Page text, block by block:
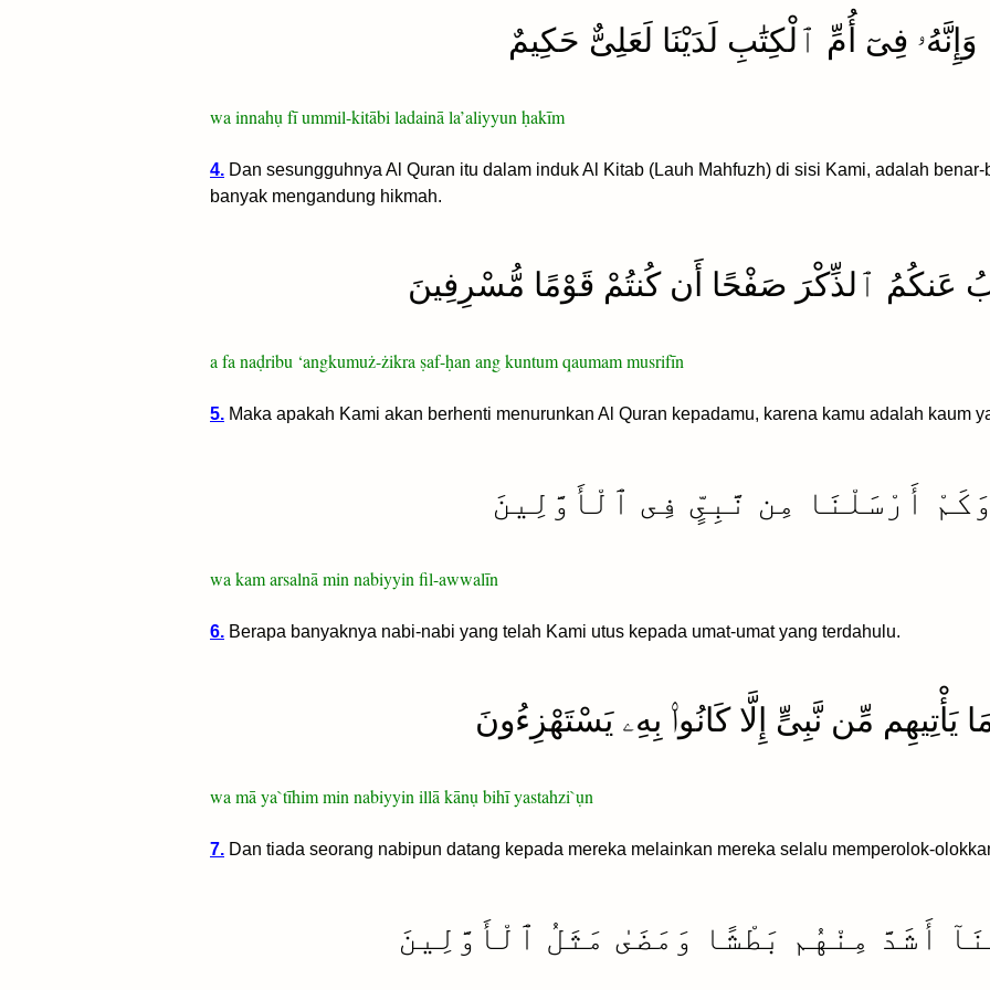
وَإِنَّهُۥ فِىٓ أُمِّ ٱلْكِتَٰبِ لَدَيْنَا لَعَلِىٌّ حَكِيمٌ
wa innahụ fī ummil-kitābi ladainā la’aliyyun ḥakīm
4. Dan sesungguhnya Al Quran itu dalam induk Al Kitab (Lauh Mahfuzh) di sisi Kami, adalah
banyak mengandung hikmah.
عَنكُمُ ٱلذِّكْرَ صَفْحًا أَن كُنتُمْ قَوْمًا مُّسْرِفِينَ
a fa naḍribu ‘angkumuż-żikra ṣaf-ḥan ang kuntum qaumam musrifīn
5. Maka apakah Kami akan berhenti menurunkan Al Quran kepadamu, karena kamu adalah kaum
وَكَمْ أَرْسَلْنَا مِن نَّبِىٍّ فِى ٱلْأَوَّلِينَ
wa kam arsalnā min nabiyyin fil-awwalīn
6. Berapa banyaknya nabi-nabi yang telah Kami utus kepada umat-umat yang terdahulu.
يَأْتِيهِم مِّن نَّبِىٍّ إِلَّا كَانُوا۟ بِهِۦ يَسْتَهْزِءُونَ
wa mā ya`tīhim min nabiyyin illā kānụ bihī yastahzi`ụn
7. Dan tiada seorang nabipun datang kepada mereka melainkan mereka selalu memperolok-
أَشَدَّ مِنْهُم بَطْشًا وَمَضَىٰ مَثَلُ ٱلْأَوَّلِينَ